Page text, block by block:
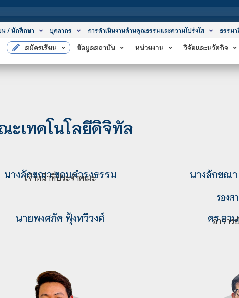
สถ
น / นักศึกษา บุคลากร การดำเนินงานด้านคุณธรรมและความโปร่งใส ธรรม
สมัครเรียน ข้อมูลสถาบัน หน่วยงาน วิจัยและนวัตกิจ
ะเทคโนโลยีดิจิทัล
นางลักขณา ขอบดำรงธรรม
เจ้าหน้าที่ประจำคณะ นางลักขณา
นายพงศภัค ฟุ้งทวีวงศ์
รองศ
ดร.อา
อาจาร